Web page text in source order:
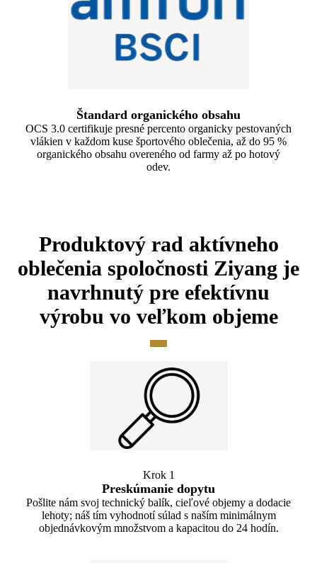
Štandard organického obsahu
OCS 3.0 certifikuje presné percento organicky pestovaných
vlákien v každom kuse športového oblečenia, až do 95 %
organického obsahu overeného od farmy až po hotový
odev.
Produktový rad aktívneho
oblečenia spoločnosti Ziyang je
navrhnutý pre efektívnu
výrobu vo veľkom objeme
Krok 1
Preskúmanie dopytu
Pošlite nám svoj technický balík, cieľové objemy a dodacie
lehoty; náš tím vyhodnotí súlad s naším minimálnym
objednávkovým množstvom a kapacitou do 24 hodín.